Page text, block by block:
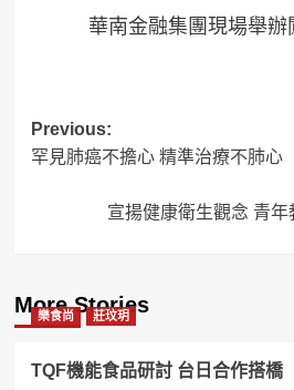
華南金融集團現場舉辦
Post
navigation
Previous:
罕見肺癌不擔心 精準治療不肺心
宣揚健康衛生觀念 青
More Stories
樂食尚 莊玟玥
TQF機能食品研討 台日合作搭橋